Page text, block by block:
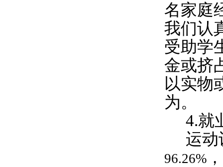
名家庭
我们认
受助学
金或挤
以实物
为。
4.就
运动
96.26%